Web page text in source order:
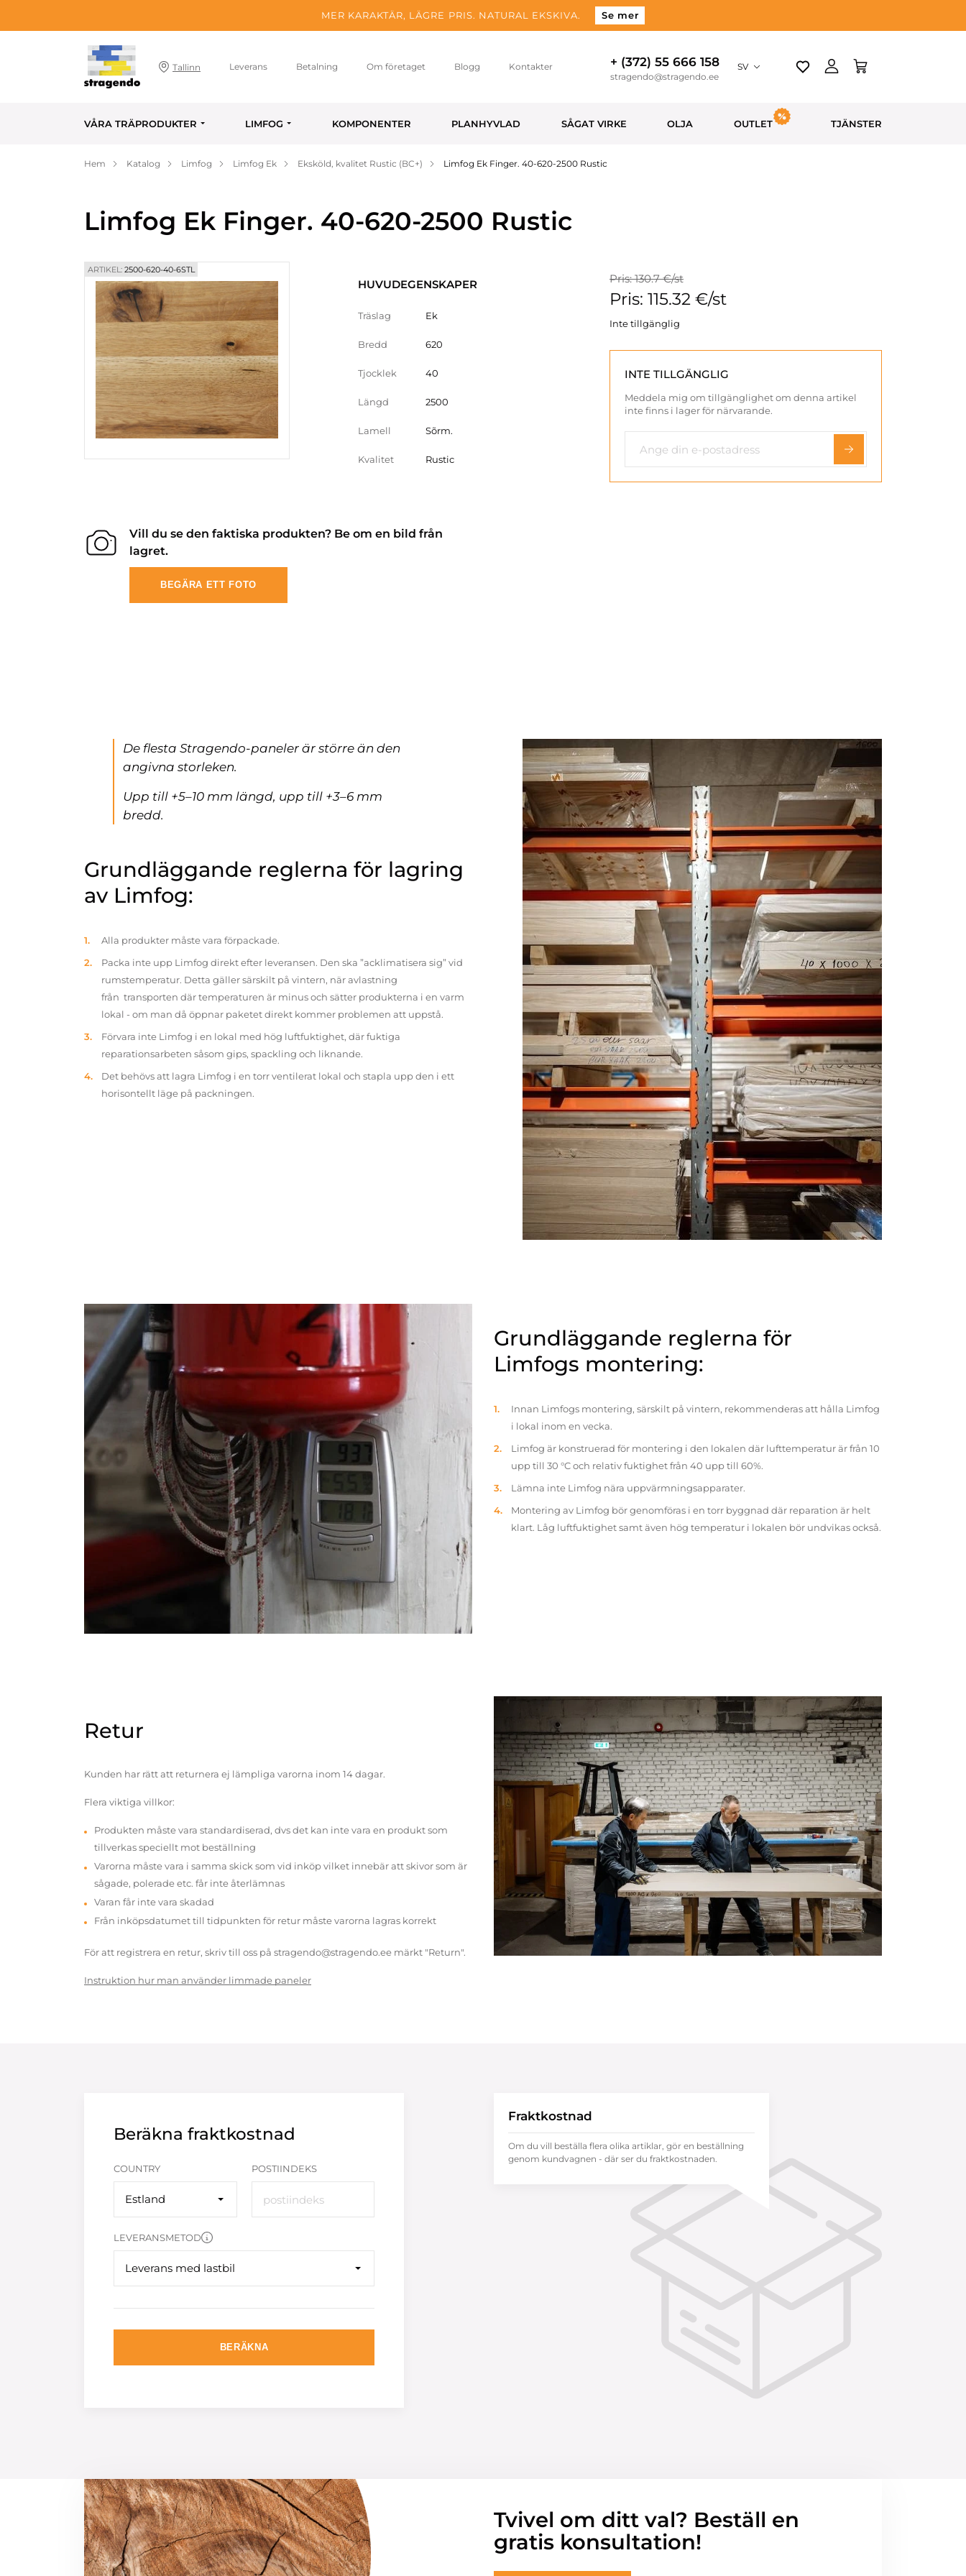
MER KARAKTÄR, LÄGRE PRIS. NATURAL EKSKIVA. Se mer
Tallinn Leverans Betalning Om företaget Blogg Kontakter + (372) 55 666 158
stragendo@stragendo.ee
SV
VÅRA TRÄPRODUKTER LIMFOG KOMPONENTER PLANHYVLAD SÅGAT VIRKE OLJA OUTLET TJÄNSTER
Hem Katalog Limfog Limfog Ek Eksköld, kvalitet Rustic (BC+) Limfog Ek Finger. 40-620-2500 Rustic
Limfog Ek Finger. 40-620-2500 Rustic
ARTIKEL: 2500-620-40-6STL
HUVUDEGENSKAPER
Träslag Ek
Bredd 620
Tjocklek 40
Längd 2500
Lamell Sõrm.
Kvalitet Rustic
Pris: 130.7 €/st
Pris: 115.32 €/st
Inte tillgänglig
INTE TILLGÄNGLIG
Meddela mig om tillgänglighet om denna artikel
inte finns i lager för närvarande.
Vill du se den faktiska produkten? Be om en bild från
lagret.
BEGÄRA ETT FOTO
De flesta Stragendo-paneler är större än den
angivna storleken.
Upp till +5–10 mm längd, upp till +3–6 mm
bredd.
Grundläggande reglerna för lagring
av Limfog:
Alla produkter måste vara förpackade.
Packa inte upp Limfog direkt efter leveransen. Den ska ”acklimatisera sig” vid
rumstemperatur. Detta gäller särskilt på vintern, när avlastning
från transporten där temperaturen är minus och sätter produkterna i en varm
lokal - om man då öppnar paketet direkt kommer problemen att uppstå.
Förvara inte Limfog i en lokal med hög luftfuktighet, där fuktiga
reparationsarbeten såsom gips, spackling och liknande.
Det behövs att lagra Limfog i en torr ventilerat lokal och stapla upp den i ett
horisontellt läge på packningen.
Grundläggande reglerna för
Limfogs montering:
Innan Limfogs montering, särskilt på vintern, rekommenderas att hålla Limfog
i lokal inom en vecka.
Limfog är konstruerad för montering i den lokalen där lufttemperatur är från 10
upp till 30 °C och relativ fuktighet från 40 upp till 60%.
Lämna inte Limfog nära uppvärmningsapparater.
Montering av Limfog bör genomföras i en torr byggnad där reparation är helt
klart. Låg luftfuktighet samt även hög temperatur i lokalen bör undvikas också.
Retur
Kunden har rätt att returnera ej lämpliga varorna inom 14 dagar.
Flera viktiga villkor:
Produkten måste vara standardiserad, dvs det kan inte vara en produkt som
tillverkas speciellt mot beställning
Varorna måste vara i samma skick som vid inköp vilket innebär att skivor som är
sågade, polerade etc. får inte återlämnas
Varan får inte vara skadad
Från inköpsdatumet till tidpunkten för retur måste varorna lagras korrekt
För att registrera en retur, skriv till oss på stragendo@stragendo.ee märkt "Return".
Instruktion hur man använder limmade paneler
Beräkna fraktkostnad
COUNTRY
Estland
POSTIINDEKS
LEVERANSMETOD
Leverans med lastbil
BERÄKNA
Fraktkostnad
Om du vill beställa flera olika artiklar, gör en beställning
genom kundvagnen - där ser du fraktkostnaden.
Tvivel om ditt val? Beställ en
gratis konsultation!